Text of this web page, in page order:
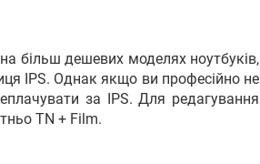
більш дешевих моделях ноутбуків,
IPS. Однак якщо ви професійно не
за IPS. Для редагування
TN + Film.